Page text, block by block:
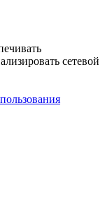
сетевой